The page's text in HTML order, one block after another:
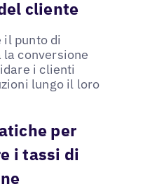
cliente
il punto di
la conversione
i clienti
lungo il loro
per
i tassi di